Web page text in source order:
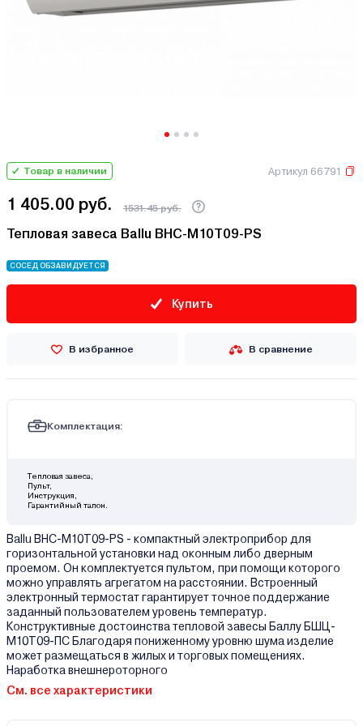
Товар в наличии Артикул 66791
1 405.00 руб. 1531.45 руб.
Тепловая завеса Ballu BHC-M10T09-PS
СОСЕД ОБЗАВИДУЕТСЯ
Купить
В избранное В сравнение
Комплектация:
Тепловая завеса,
Пульт,
Инструкция,
Гарантийный талон.
Ballu BHC-M10T09-PS - компактный электроприбор для
горизонтальной установки над оконным либо дверным
проемом. Он комплектуется пультом, при помощи которого
можно управлять агрегатом на расстоянии. Встроенный
электронный термостат гарантирует точное поддержание
заданный пользователем уровень температур.
Конструктивные достоинства тепловой завесы Баллу БШЦ-
M10T09-ПС Благодаря пониженному уровню шума изделие
может размещаться в жилых и торговых помещениях.
Наработка внешнероторного
См. все характеристики